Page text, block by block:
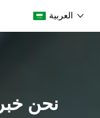
العربية
نحن